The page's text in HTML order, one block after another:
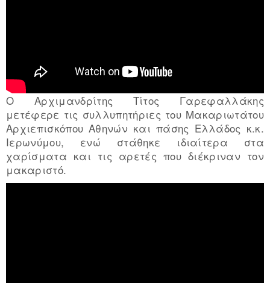
Ο Αρχιμανδρίτης Τίτος Γαρεφαλλάκης
μετέφερε τις συλλυπητήριες του Μακαριωτάτου
Αρχιεπισκόπου Αθηνών και πάσης Ελλάδος κ.κ.
Ιερωνύμου, ενώ στάθηκε ιδιαίτερα στα
χαρίσματα και τις αρετές που διέκριναν τον
μακαριστό.